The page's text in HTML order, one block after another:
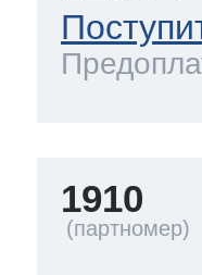
1910